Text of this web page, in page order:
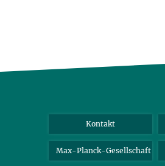
Kontakt
Max-Planck-Gesellschaft